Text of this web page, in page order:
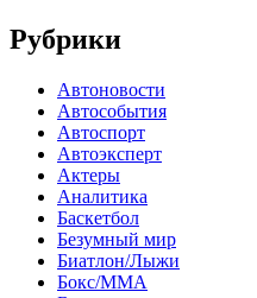
Рубрики
Автоновости
Автособытия
Автоспорт
Автоэксперт
Актеры
Аналитика
Баскетбол
Безумный мир
Биатлон/Лыжи
Бокс/MMA